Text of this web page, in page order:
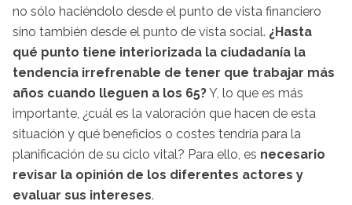
no sólo haciéndolo desde el punto de vista financiero
sino también desde el punto de vista social. ¿Hasta
qué punto tiene interiorizada la ciudadanía la
tendencia irrefrenable de tener que trabajar más
años cuando lleguen a los 65?Y, lo que es más
importante, ¿cuál es la valoración que hacen de esta
situación y qué beneficios o costes tendría para la
planificación de su ciclo vital? Para ello, es necesario
revisar la opinión de los diferentes actores y
evaluar sus intereses.